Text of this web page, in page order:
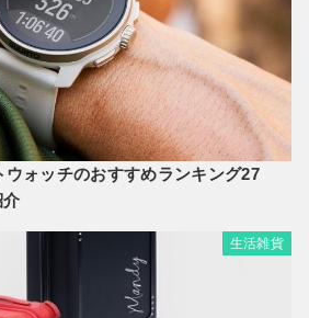
ウォッチのおすすめランキング27
生活雑貨